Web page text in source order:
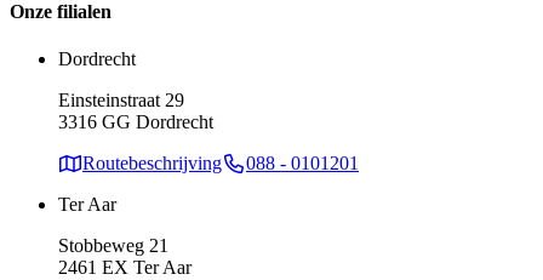
Onze filialen
Dordrecht
Einsteinstraat 29
3316 GG Dordrecht
Routebeschrijving
088 - 0101201
Ter Aar
Stobbeweg 21
2461 EX Ter Aar